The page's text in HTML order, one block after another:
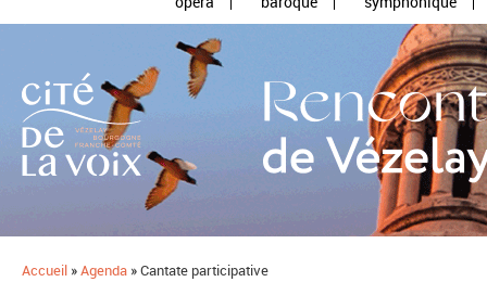
Accueil »Agenda »Cantate participative